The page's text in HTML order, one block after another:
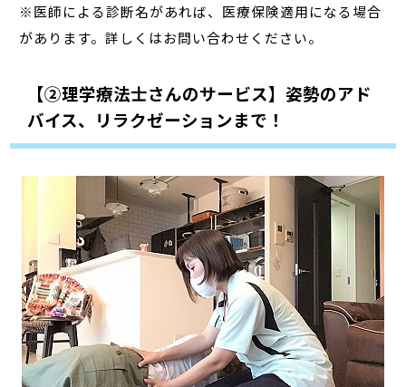
※医師による診断名があれば、医療保険適用になる場合
があります。詳しくはお問い合わせください。
【②理学療法士さんのサービス】姿勢のアド
バイス、リラクゼーションまで！